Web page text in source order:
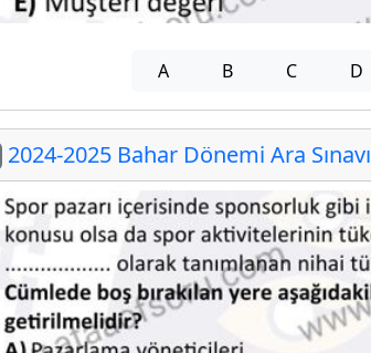
A B C D
2024-2025 Bahar Dönemi Ara Sınavı